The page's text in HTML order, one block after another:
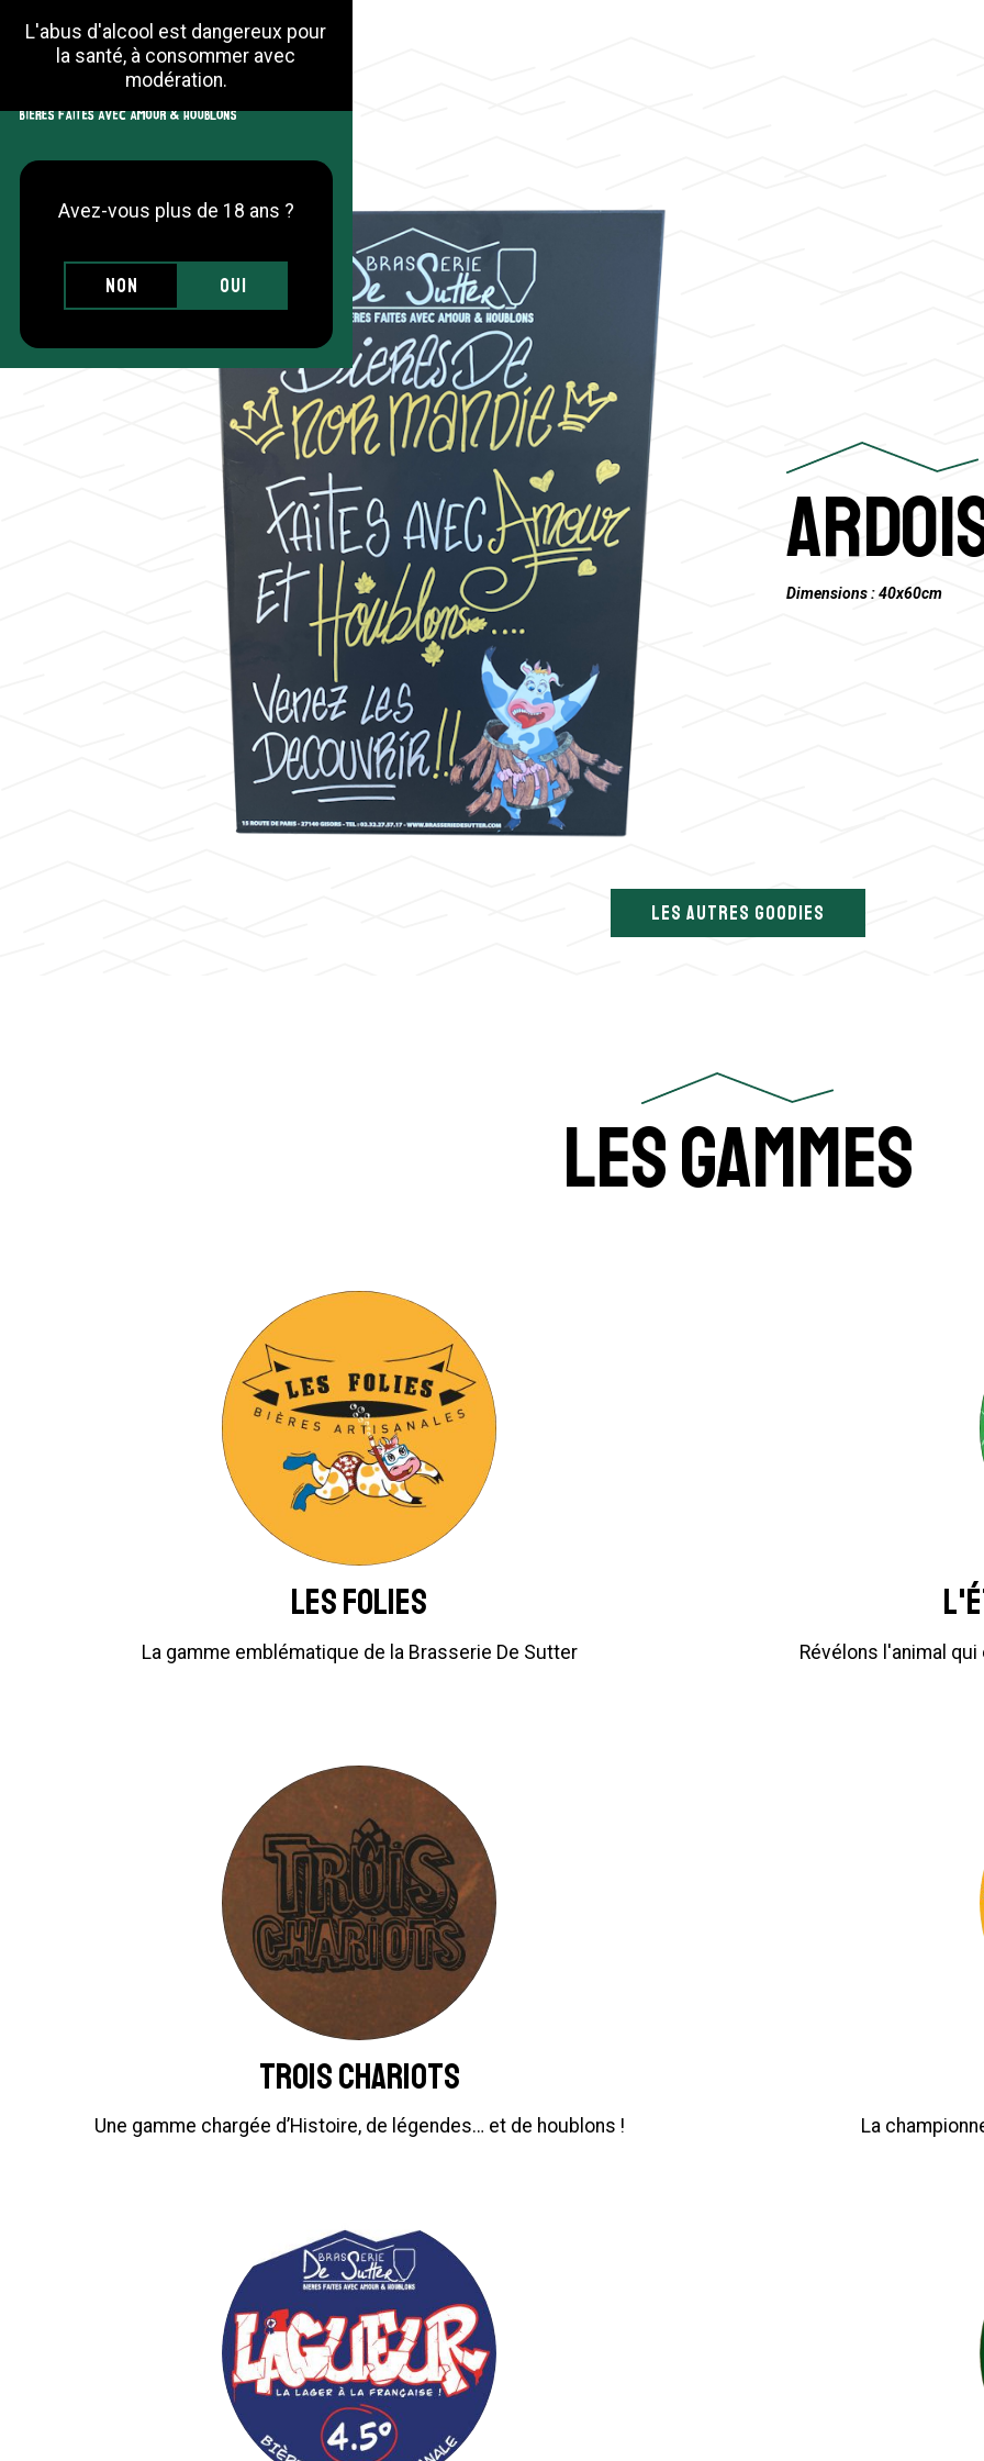
Trouver nos produits
Nos actions RSE
Dimensions : 40x60cm
LES AUTRES GOODIES
Les gammes
Les Folies
La gamme emblématique de la Brasserie De Sutter Révélons l'animal
Trois Chariots
Une gamme chargée d’Histoire, de légendes… et de houblons ! La
L'abus d'alcool est dangereux pour
la santé, à consommer avec
modération.
Avez-vous plus de 18 ans ?
Non Oui